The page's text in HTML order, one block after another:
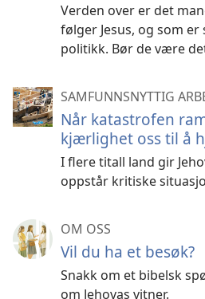
Verden over er det
følger Jesus, og som
politikk. Bør de være
SAMFUNNSNYTTIG
Når katastrofen
kjærlighet oss til å
I flere titall land gir
oppstår kritiske
OM OSS
Vil du ha et besøk?
Snakk om et bibelsk
om Jehovas vitner.